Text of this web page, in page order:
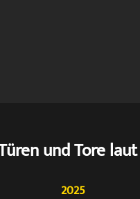
und Tore laut
2025